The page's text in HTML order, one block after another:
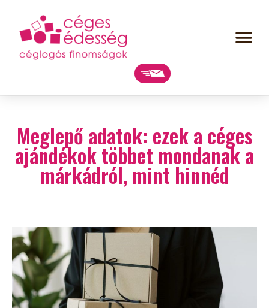
Meglepő adatok: ezek a céges
ajándékok többet mondanak a
márkádról, mint hinnéd